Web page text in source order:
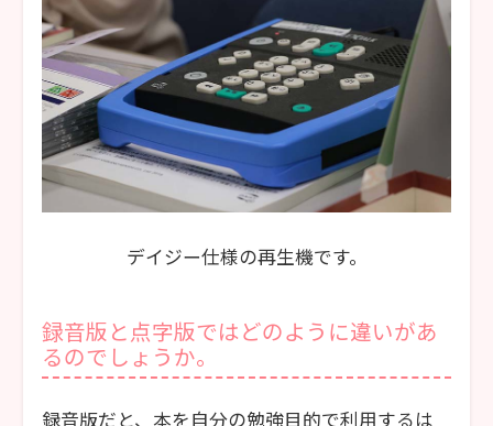
デイジー仕様の再生機です。
録音版と点字版ではどのように違いがあ
るのでしょうか。
録音版だと、本を自分の勉強目的で利用するは